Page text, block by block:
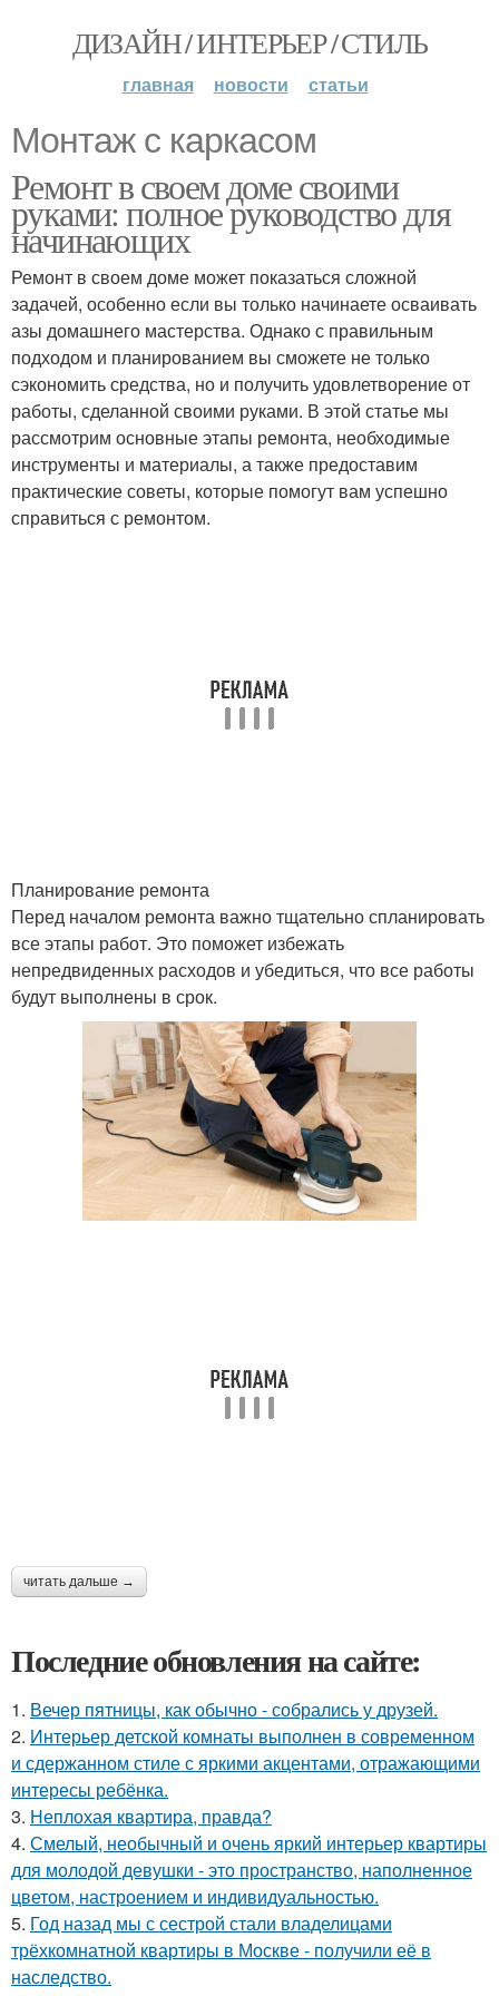
ДИЗАЙН / ИНТЕРЬЕР / СТИЛЬ
главная новости статьи
Монтаж с каркасом
Ремонт в своем доме своими
руками: полное руководство для
начинающих
Ремонт в своем доме может показаться сложной
задачей, особенно если вы только начинаете осваивать
азы домашнего мастерства. Однако с правильным
подходом и планированием вы сможете не только
сэкономить средства, но и получить удовлетворение от
работы, сделанной своими руками. В этой статье мы
рассмотрим основные этапы ремонта, необходимые
инструменты и материалы, а также предоставим
практические советы, которые помогут вам успешно
справиться с ремонтом.
Планирование ремонта
Перед началом ремонта важно тщательно спланировать
все этапы работ. Это поможет избежать
непредвиденных расходов и убедиться, что все работы
будут выполнены в срок.
читать дальше →
Последние обновления на сайте:
1. Вечер пятницы, как обычно - собрались у друзей.
2. Интерьер детской комнаты выполнен в современном
и сдержанном стиле с яркими акцентами, отражающими
интересы ребёнка.
3. Неплохая квартира, правда?
4. Смелый, необычный и очень яркий интерьер квартиры
для молодой девушки - это пространство, наполненное
цветом, настроением и индивидуальностью.
5. Год назад мы с сестрой стали владелицами
трёхкомнатной квартиры в Москве - получили её в
наследство.